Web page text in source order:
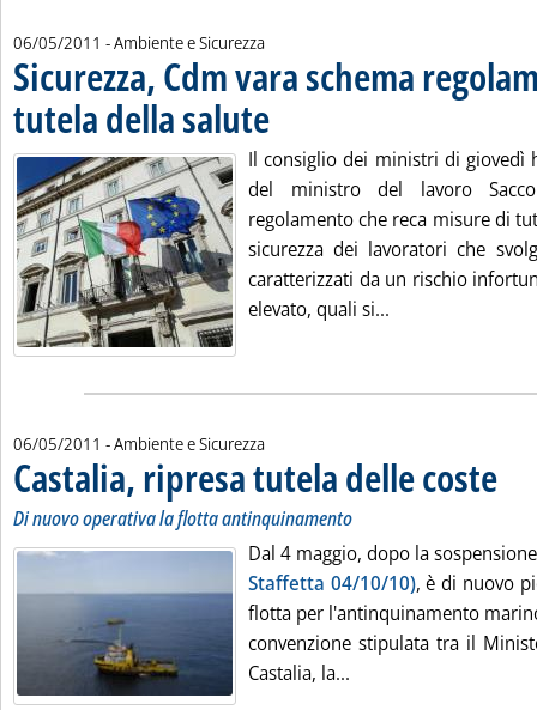
06/05/2011 - Ambiente e Sicurezza
Sicurezza, Cdm vara schema
tutela della salute . Pubblicata venerdì 06 maggio 2011 alle
Il consiglio dei ministri di giovedì
del ministro del lavoro
regolamento che reca misure di
sicurezza dei lavoratori che
caratterizzati da un rischio
elevato, quali si...
06/05/2011 - Ambiente e Sicurezza
Castalia, ripresa tutela delle coste
Di nuovo operativa la flotta antinquinamento
Dal 4 maggio, dopo la
Staffetta 04/10/10), è di nuovo
flotta per l'antinquinamento
convenzione stipulata tra il
Castalia, la...